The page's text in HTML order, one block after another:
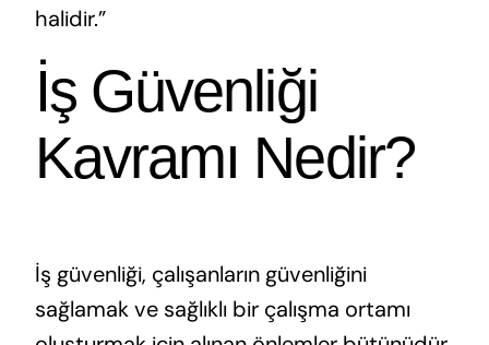
halidir.”
İş Güvenliği
Kavramı Nedir?
İş güvenliği, çalışanların güvenliğini
sağlamak ve sağlıklı bir çalışma ortamı